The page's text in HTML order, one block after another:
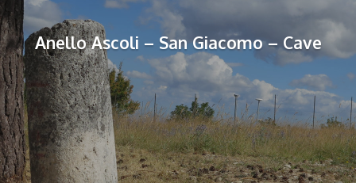
Anello Ascoli – San Giacomo – Cave